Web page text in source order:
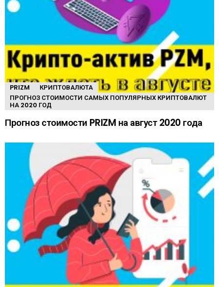
PRIZM
КРИПТОВАЛЮТА
ПРОГНОЗ СТОИМОСТИ САМЫХ ПОПУЛЯРНЫХ КРИПТОВАЛЮТ
НА 2020 ГОД
Прогноз стоимости PRIZM на август 2020 года